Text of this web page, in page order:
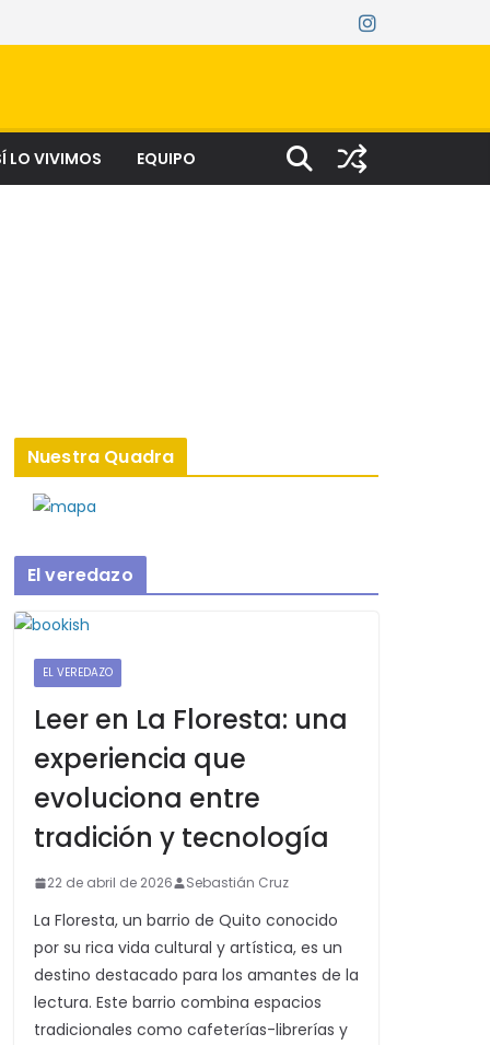
LO VIVIMOS EQUIPO
Nuestra Quadra
El veredazo
EL VEREDAZO
Leer en La Floresta: una
experiencia que
evoluciona entre
tradición y tecnología
22 de abril de 2026 Sebastián Cruz
La Floresta, un barrio de Quito conocido
por su rica vida cultural y artística, es un
destino destacado para los amantes de la
lectura. Este barrio combina espacios
tradicionales como cafeterías-librerías y